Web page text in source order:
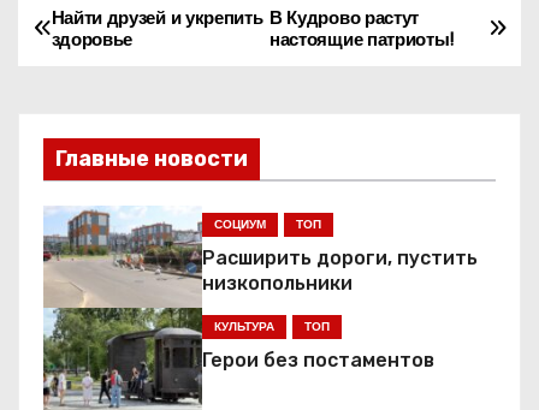
Н
в
и
г
а
ц
и
В Кудрово растут
настоящие патриоты!
Найти друзей и укрепить
здоровье
Главные новости
СОЦИУМ ТОП
Расширить дороги, пустить
низкопольники
КУЛЬТУРА ТОП
Герои без постаментов